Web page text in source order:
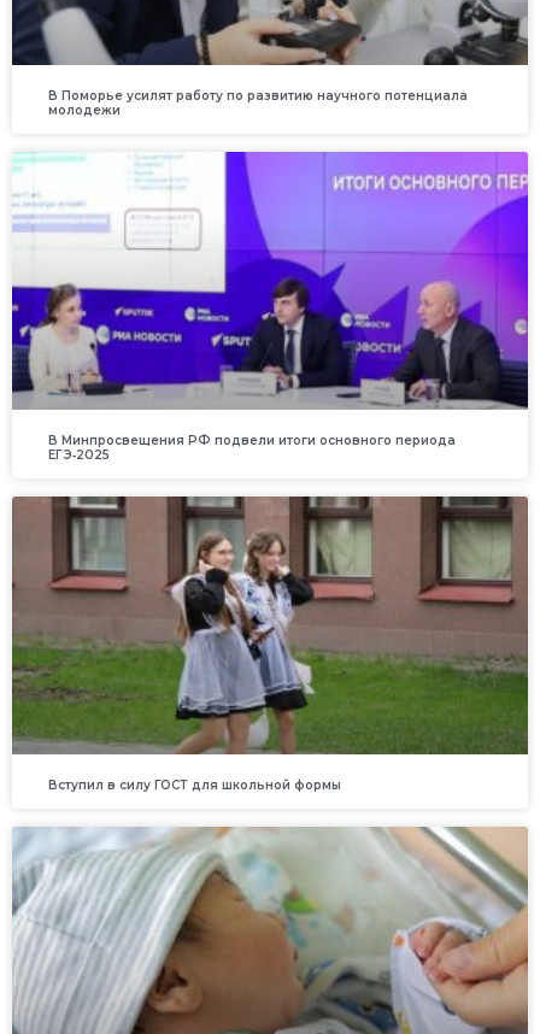
В Поморье усилят работу по развитию научного потенциала
молодежи
В Минпросвещения РФ подвели итоги основного периода
ЕГЭ‑2025
Вступил в силу ГОСТ для школьной формы